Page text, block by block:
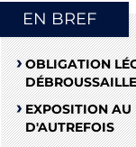
EN BREF
OBLIGATION
EXPOSITION AU
D'AUTREFOIS